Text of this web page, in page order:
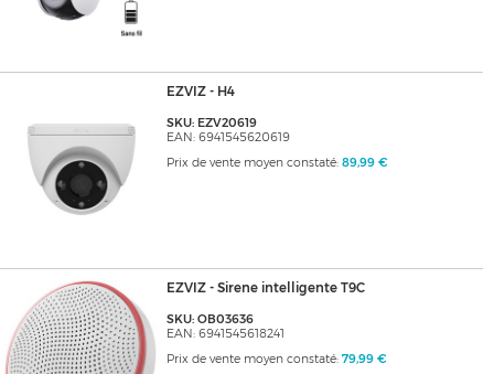
EZVIZ - H4
SKU: EZV20619
EAN: 6941545620619
Prix de vente moyen constaté: 89,99 €
EZVIZ - Sirene intelligente T9C
SKU: OB03636
EAN: 6941545618241
Prix de vente moyen constaté: 79,99 €